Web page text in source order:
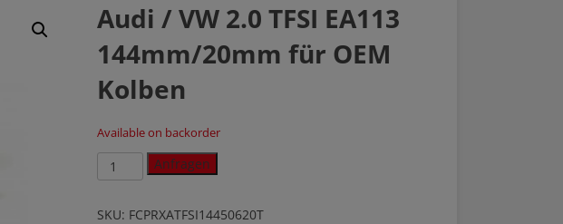
Audi / VW 2.0 TFSI EA113
144mm/20mm für OEM
Kolben
Available on backorder
Audi
/
2.0
Anfragen
SKU: FCPRXATFSI14450620T